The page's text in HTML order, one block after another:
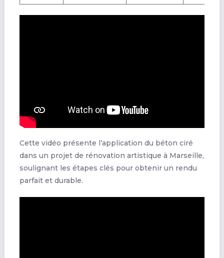
Cette vidéo présente l’application du béton ciré
dans un projet de rénovation artistique à Marseille,
soulignant les étapes clés pour obtenir un rendu
parfait et durable.